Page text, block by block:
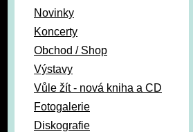
Novinky
Koncerty
Obchod / Shop
Výstavy
Vůle žít - nová kniha a CD
Fotogalerie
Diskografie